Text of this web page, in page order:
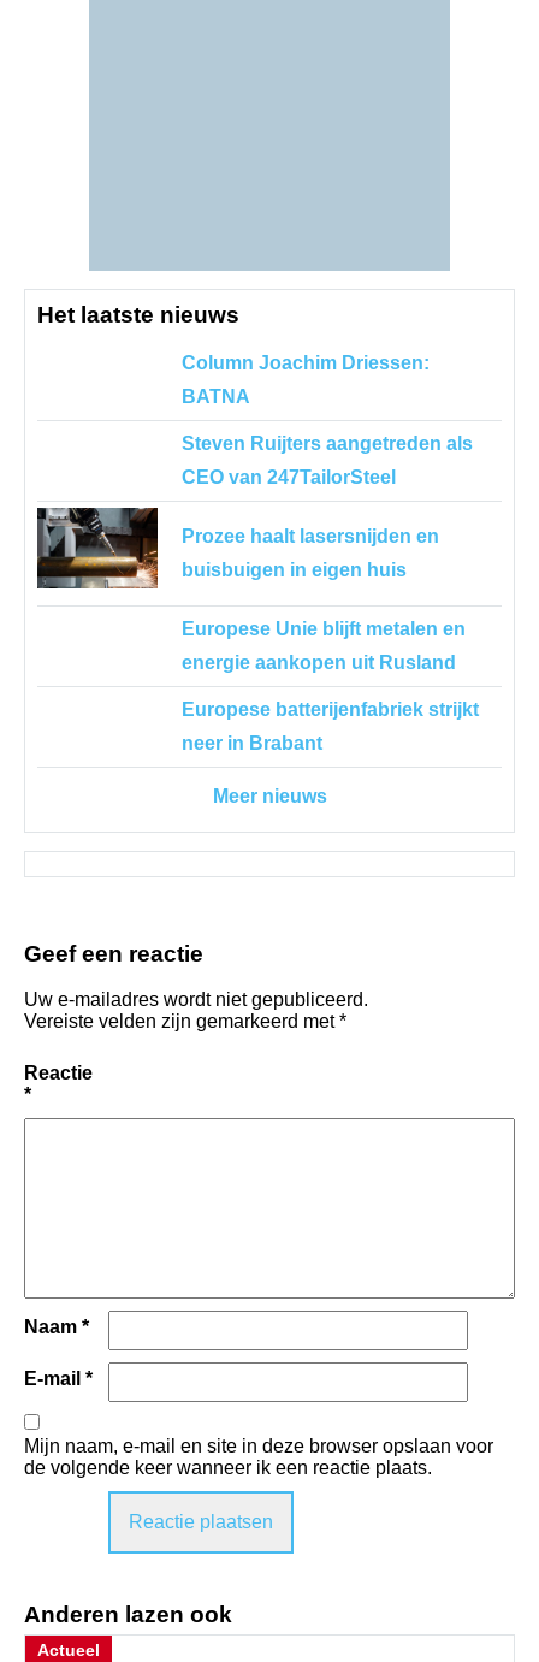
Het laatste nieuws
Column Joachim Driessen:
BATNA
Steven Ruijters aangetreden als
CEO van 247TailorSteel
Prozee haalt lasersnijden en
buisbuigen in eigen huis
Europese Unie blijft metalen en
energie aankopen uit Rusland
Europese batterijenfabriek strijkt
neer in Brabant
Meer nieuws
Geef een reactie
Uw e-mailadres wordt niet gepubliceerd.
Vereiste velden zijn gemarkeerd met*
Reactie
*
Naam *
E-mail *
Mijn naam, e-mail en site in deze browser opslaan voor
de volgende keer wanneer ik een reactie plaats.
Anderen lazen ook
Actueel